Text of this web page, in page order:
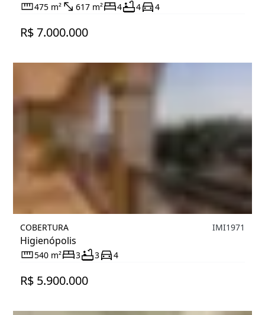
475 m² 617 m² 4 4 4
R$ 7.000.000
COBERTURA
Higienópolis
IMI1971
540 m² 3 3 4
R$ 5.900.000